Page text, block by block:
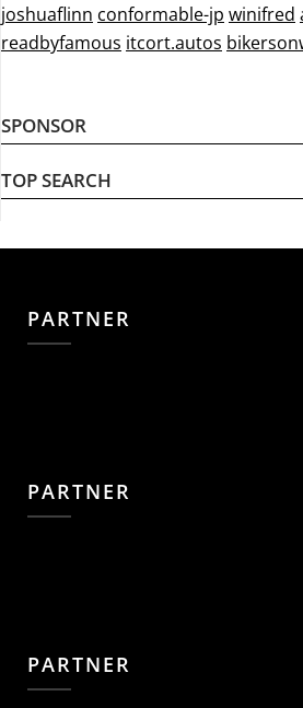
joshuaflinn conformable-jp winifred
readbyfamous itcort.autos
SPONSOR
TOP SEARCH
PARTNER
PARTNER
PARTNER